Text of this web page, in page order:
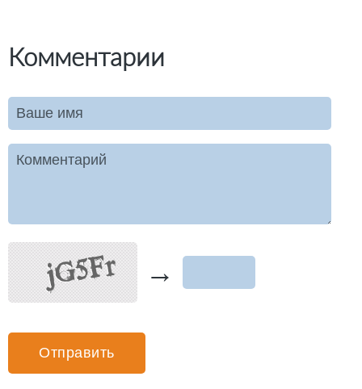
Комментарии
Ваше имя
Комментарий
→